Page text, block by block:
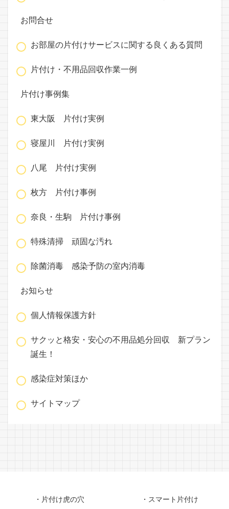
お問合せ
お部屋の片付けサービスに関する良くある質問
片付け・不用品回収作業一例
片付け事例集
東大阪 片付け実例
寝屋川 片付け実例
八尾 片付け実例
枚方 片付け事例
奈良・生駒 片付け事例
特殊清掃 頑固な汚れ
除菌消毒 感染予防の室内消毒
お知らせ
個人情報保護方針
サクッと格安・安心の不用品処分回収 新プラン
誕生！
感染症対策ほか
サイトマップ
・片付け虎の穴 ・スマート片付け